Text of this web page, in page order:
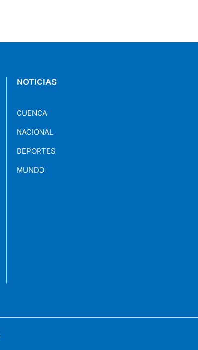
NOTICIAS
CUENCA
NACIONAL
DEPORTES
MUNDO